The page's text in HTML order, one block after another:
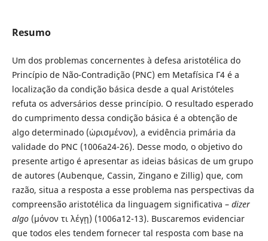
Resumo
Um dos problemas concernentes à defesa aristotélica do
Princípio de Não-Contradição (PNC) em Metafísica Γ4 é a
localização da condição básica desde a qual Aristóteles
refuta os adversários desse princípio. O resultado esperado
do cumprimento dessa condição básica é a obtenção de
algo determinado (ὡρισμένον), a evidência primária da
validade do PNC (1006a24-26). Desse modo, o objetivo do
presente artigo é apresentar as ideias básicas de um grupo
de autores (Aubenque, Cassin, Zingano e Zillig) que, com
razão, situa a resposta a esse problema nas perspectivas da
compreensão aristotélica da linguagem significativa – dizer
algo(μόνον τι λέγῃ) (1006a12-13). Buscaremos evidenciar
que todos eles tendem fornecer tal resposta com base na